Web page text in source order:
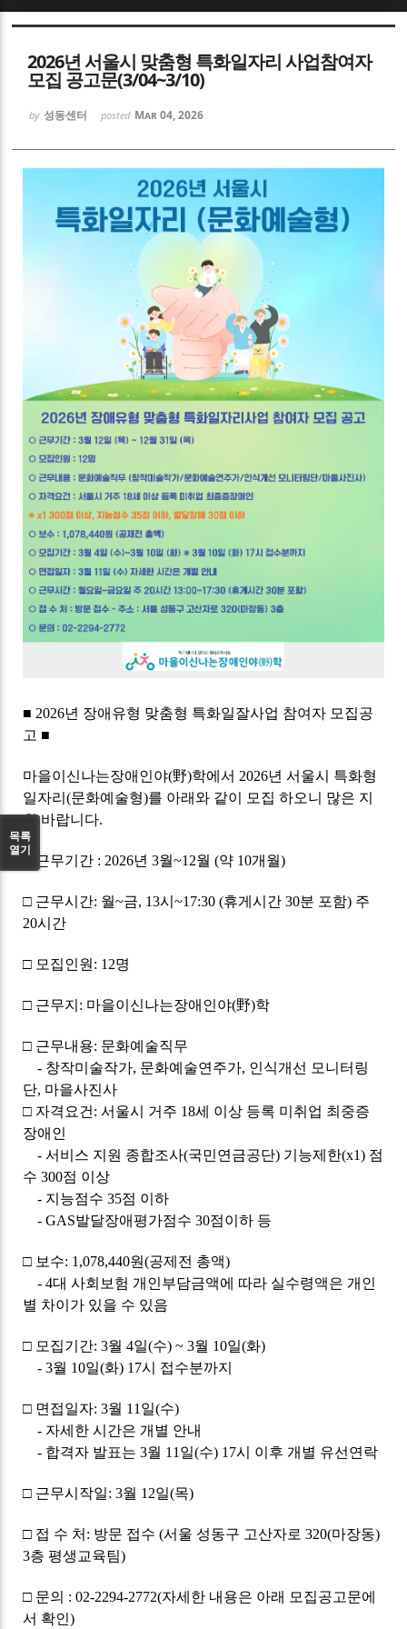
2026년 서울시 맞춤형 특화일자리 사업참여자
모집 공고문(3/04~3/10)
by 성동센터 posted Mar 04, 2026
■ 2026년 장애유형 맞춤형 특화일잘사업 참여자 모집공
고 ■
마을이신나는장애인야(野)학에서 2026년 서울시 특화형
일자리(문화예술형)를 아래와 같이 모집 하오니 많은 지
원 바랍니다.
□ 근무기간 : 2026년 3월~12월 (약 10개월)
□ 근무시간: 월~금, 13시~17:30 (휴게시간 30분 포함) 주
20시간
□ 모집인원: 12명
□ 근무지: 마을이신나는장애인야(野)학
□ 근무내용: 문화예술직무
- 창작미술작가, 문화예술연주가, 인식개선 모니터링
단, 마을사진사
□ 자격요건: 서울시 거주 18세 이상 등록 미취업 최중증
장애인
- 서비스 지원 종합조사(국민연금공단) 기능제한(x1) 점
수 300점 이상
- 지능점수 35점 이하
- GAS발달장애평가점수 30점이하 등
□ 보수: 1,078,440원(공제전 총액)
- 4대 사회보험 개인부담금액에 따라 실수령액은 개인
별 차이가 있을 수 있음
□ 모집기간: 3월 4일(수) ~ 3월 10일(화)
- 3월 10일(화) 17시 접수분까지
□ 면접일자: 3월 11일(수)
- 자세한 시간은 개별 안내
- 합격자 발표는 3월 11일(수) 17시 이후 개별 유선연락
□ 근무시작일: 3월 12일(목)
□ 접 수 처: 방문 접수 (서울 성동구 고산자로 320(마장동)
3층 평생교육팀)
□ 문의 : 02-2294-2772(자세한 내용은 아래 모집공고문에
서 확인)
목록
열기
Sketchbook5, 스케치북5
Sketchbook5, 스케치북5